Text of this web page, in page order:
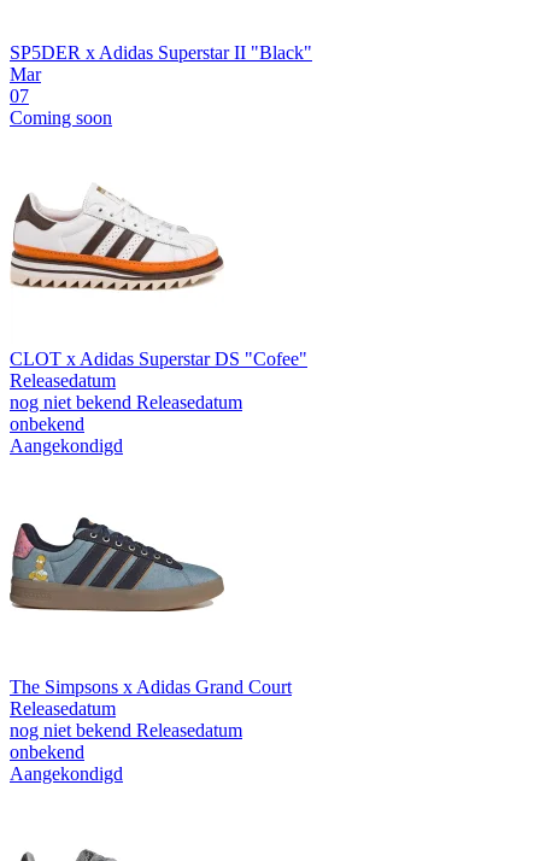
SP5DER x Adidas Superstar II "Black"
Mar
07
Coming soon
CLOT x Adidas Superstar DS "Cofee"
Releasedatum
nog niet bekend Releasedatum
onbekend
Aangekondigd
The Simpsons x Adidas Grand Court
Releasedatum
nog niet bekend Releasedatum
onbekend
Aangekondigd